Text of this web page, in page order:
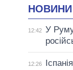
НОВИНИ
12:42 У
12:26